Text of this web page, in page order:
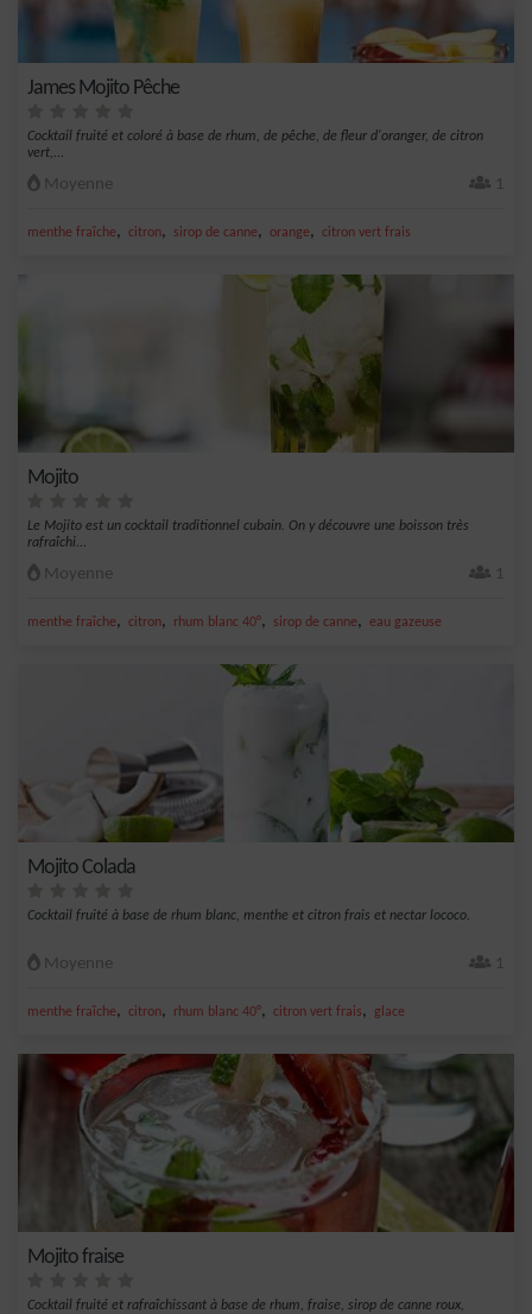
James Mojito Pêche
Cocktail fruité et coloré à base de rhum, de pêche, de fleur d'oranger, de citron
vert,...
Moyenne 1
menthe fraîche, citron, sirop de canne, orange, citron vert frais
Mojito
Le Mojito est un cocktail traditionnel cubain. On y découvre une boisson très
rafraîchi...
Moyenne 1
menthe fraîche, citron, rhum blanc 40°, sirop de canne, eau gazeuse
Mojito Colada
Cocktail fruité à base de rhum blanc, menthe et citron frais et nectar lococo.
Moyenne 1
menthe fraîche, citron, rhum blanc 40°, citron vert frais, glace
Mojito fraise
Cocktail fruité et rafraîchissant à base de rhum, fraise, sirop de canne roux,